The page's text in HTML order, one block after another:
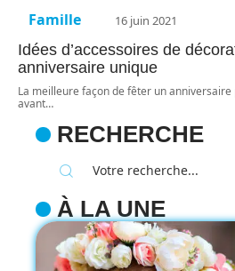
Famille 16 juin 2021
Idées d’accessoires de
anniversaire unique
La meilleure façon de fêter un anniversaire
avant…
RECHERCHE
À LA UNE